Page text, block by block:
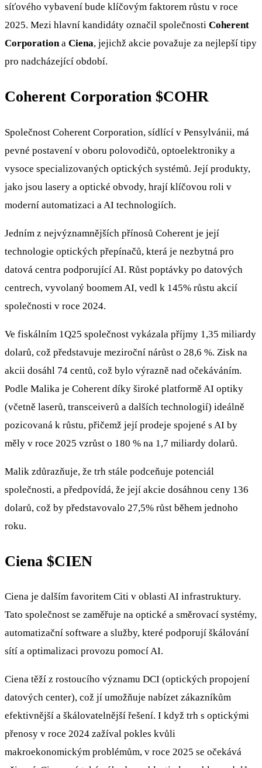
síťového vybavení bude klíčovým faktorem růstu v roce
2025. Mezi hlavní kandidáty označil společnosti Coherent
Corporationa Ciena, jejichž akcie považuje za nejlepší tipy
pro nadcházející období.
Coherent Corporation $COHR
Společnost Coherent Corporation, sídlící v Pensylvánii, má
pevné postavení v oboru polovodičů, optoelektroniky a
vysoce specializovaných optických systémů. Její produkty,
jako jsou lasery a optické obvody, hrají klíčovou roli v
moderní automatizaci a AI technologiích.
Jedním z nejvýznamnějších přínosů Coherent je její
technologie optických přepínačů, která je nezbytná pro
datová centra podporující AI. Růst poptávky po datových
centrech, vyvolaný boomem AI, vedl k 145% růstu akcií
společnosti v roce 2024.
Ve fiskálním 1Q25 společnost vykázala příjmy 1,35 miliardy
dolarů, což představuje meziroční nárůst o 28,6 %. Zisk na
akcii dosáhl 74 centů, což bylo výrazně nad očekáváním.
Podle Malika je Coherent díky široké platformě AI optiky
(včetně laserů, transceiverů a dalších technologií) ideálně
pozicovaná k růstu, přičemž její prodeje spojené s AI by
měly v roce 2025 vzrůst o 180 % na 1,7 miliardy dolarů.
Malik zdůrazňuje, že trh stále podceňuje potenciál
společnosti, a předpovídá, že její akcie dosáhnou ceny 136
dolarů, což by představovalo 27,5% růst během jednoho
roku.
Ciena $CIEN
Ciena je dalším favoritem Citi v oblasti AI infrastruktury.
Tato společnost se zaměřuje na optické a směrovací systémy,
automatizační software a služby, které podporují škálování
sítí a optimalizaci provozu pomocí AI.
Ciena těží z rostoucího významu DCI (optických propojení
datových center), což jí umožňuje nabízet zákazníkům
efektivnější a škálovatelnější řešení. I když trh s optickými
přenosy v roce 2024 zažíval pokles kvůli
makroekonomickým problémům, v roce 2025 se očekává